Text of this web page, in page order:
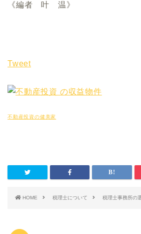
《編者 叶 温》
Tweet
不動産投資の健美家
HOME 税理士について 税理士事務所の